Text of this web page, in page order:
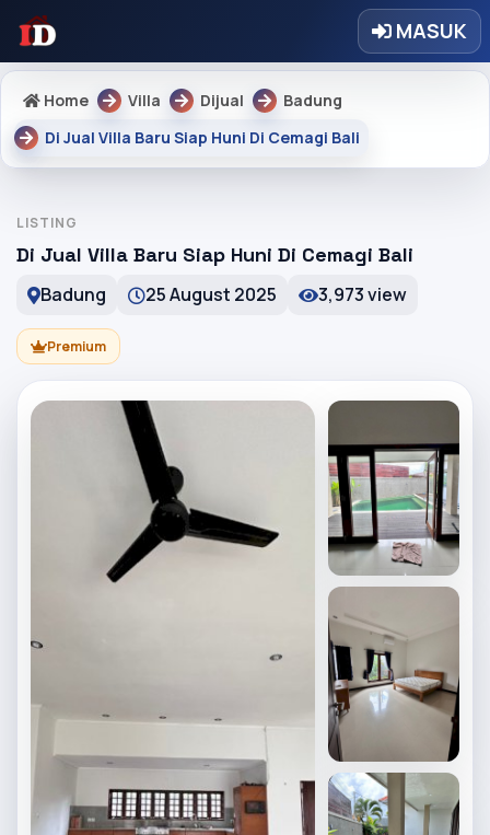
MASUK
Home Villa Dijual
Badung
Di Jual Villa Baru Siap Huni Di Cemagi Bali
LISTING
Di Jual Villa Baru Siap Huni Di Cemagi Bali
Badung 25 August 2025 3,973 view
Premium